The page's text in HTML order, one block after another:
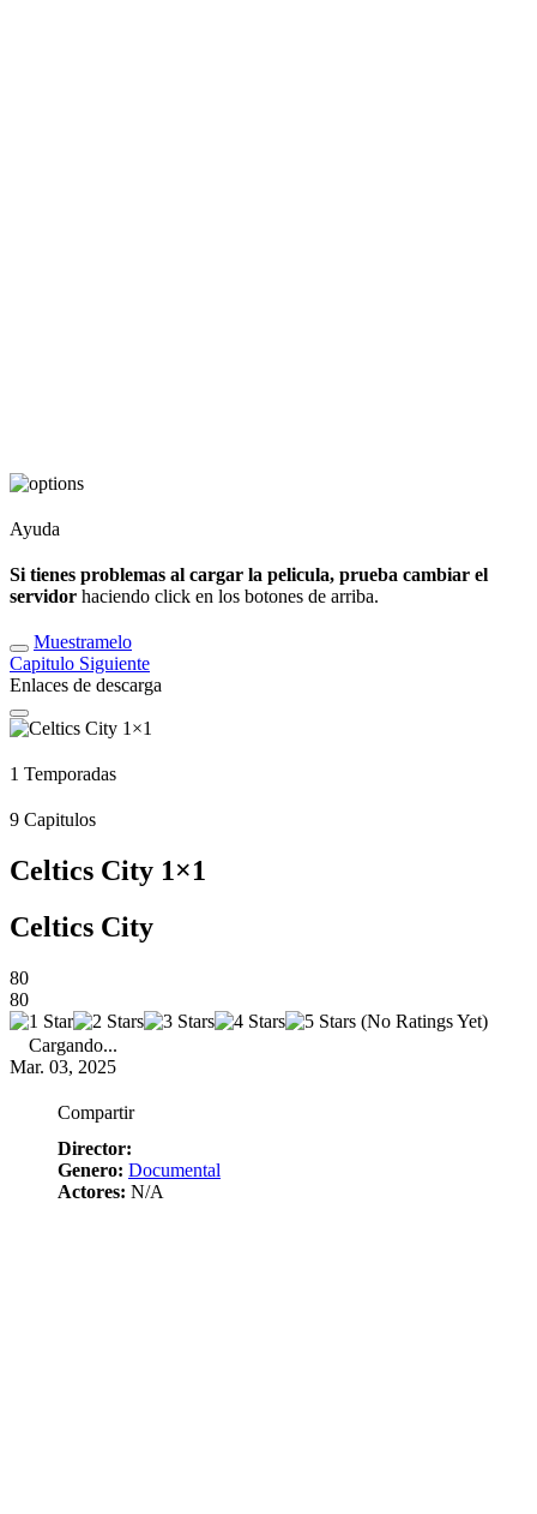
Ayuda
Si tienes problemas al cargar la pelicula, prueba cambiar el
servidor haciendo click en los botones de arriba.
Muestramelo
Capitulo Siguiente
Enlaces de descarga
1 Temporadas
9 Capitulos
Celtics City 1×1
Celtics City
80
80
(No Ratings Yet)
Cargando...
Mar. 03, 2025
Compartir
Director:
Genero: Documental
Actores: N/A